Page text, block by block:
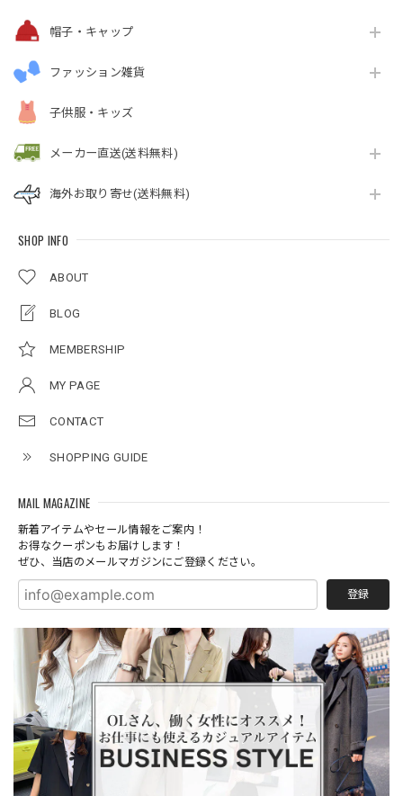
帽子・キャップ
ファッション雑貨
子供服・キッズ
メーカー直送(送料無料)
海外お取り寄せ(送料無料)
SHOP INFO
ABOUT
BLOG
MEMBERSHIP
MY PAGE
CONTACT
SHOPPING GUIDE
MAIL MAGAZINE
新着アイテムやセール情報をご案内！
お得なクーポンもお届けします！
ぜひ、当店のメールマガジンにご登録ください。
登録